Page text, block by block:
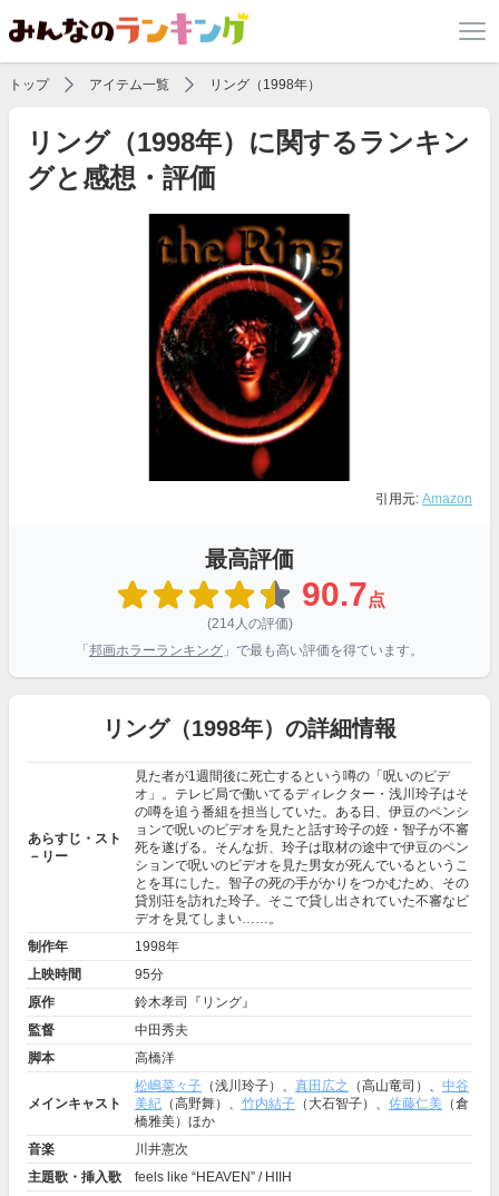
トップ アイテム一覧 リング（1998年）
リング（1998年）に関するランキン
グと感想・評価
引用元: Amazon
最高評価
90.7点
(214人の評価)
「 邦画ホラーランキング 」で最も高い評価を得ています。
リング（1998年）の詳細情報
あらすじ・スト
－リー
見た者が1週間後に死亡するという噂の「呪いのビデ
オ」。テレビ局で働いてるディレクター・浅川玲子はそ
の噂を追う番組を担当していた。ある日、伊豆のペンシ
ョンで呪いのビデオを見たと話す玲子の姪・智子が不審
死を遂げる。そんな折、玲子は取材の途中で伊豆のペン
ションで呪いのビデオを見た男女が死んでいるというこ
とを耳にした。智子の死の手がかりをつかむため、その
貸別荘を訪れた玲子。そこで貸し出されていた不審なビ
デオを見てしまい……。
制作年
1998年
上映時間
95分
原作
鈴木孝司『リング』
監督
中田秀夫
脚本
高橋洋
メインキャスト
松嶋菜々子 （浅川玲子）、 真田広之 （高山竜司）、 中谷
美紀 （高野舞）、 竹内結子 （大石智子）、 佐藤仁美 （倉
橋雅美）ほか
音楽
川井憲次
主題歌・挿入歌
feels like “HEAVEN” / HIIH